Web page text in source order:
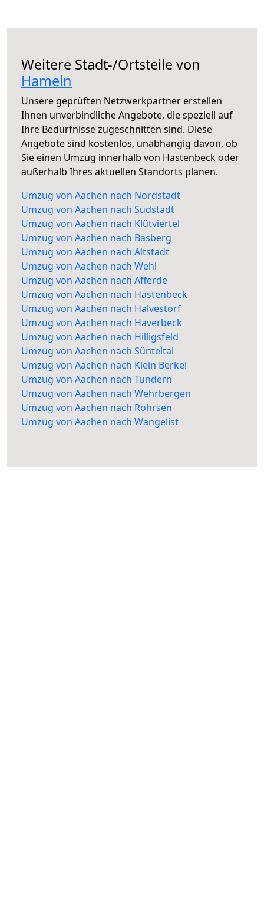
Weitere Stadt-/Ortsteile von
Hameln
Unsere geprüften Netzwerkpartner erstellen
Ihnen unverbindliche Angebote, die speziell auf
Ihre Bedürfnisse zugeschnitten sind. Diese
Angebote sind kostenlos, unabhängig davon, ob
Sie einen Umzug innerhalb von Hastenbeck oder
außerhalb Ihres aktuellen Standorts planen.
Umzug von Aachen nach Nordstadt
Umzug von Aachen nach Südstadt
Umzug von Aachen nach Klütviertel
Umzug von Aachen nach Basberg
Umzug von Aachen nach Altstadt
Umzug von Aachen nach Wehl
Umzug von Aachen nach Afferde
Umzug von Aachen nach Hastenbeck
Umzug von Aachen nach Halvestorf
Umzug von Aachen nach Haverbeck
Umzug von Aachen nach Hilligsfeld
Umzug von Aachen nach Sünteltal
Umzug von Aachen nach Klein Berkel
Umzug von Aachen nach Tündern
Umzug von Aachen nach Wehrbergen
Umzug von Aachen nach Rohrsen
Umzug von Aachen nach Wangelist